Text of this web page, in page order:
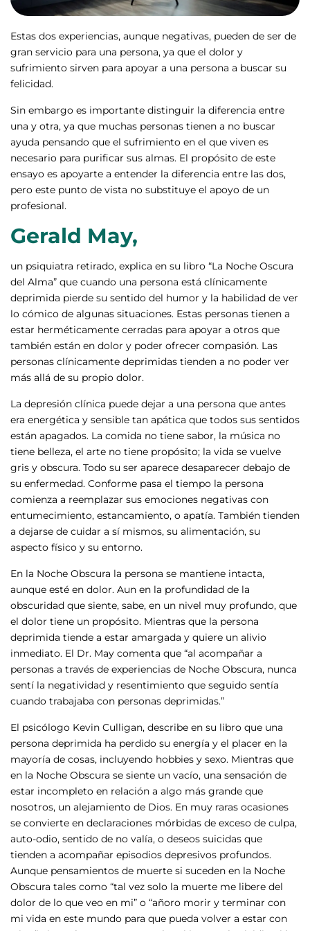
Estas dos experiencias, aunque negativas, pueden de ser de
gran servicio para una persona, ya que el dolor y
sufrimiento sirven para apoyar a una persona a buscar su
felicidad.
Sin embargo es importante distinguir la diferencia entre
una y otra, ya que muchas personas tienen a no buscar
ayuda pensando que el sufrimiento en el que viven es
necesario para purificar sus almas. El propósito de este
ensayo es apoyarte a entender la diferencia entre las dos,
pero este punto de vista no substituye el apoyo de un
profesional.
Gerald May,
un psiquiatra retirado, explica en su libro “La Noche Oscura
del Alma” que cuando una persona está clínicamente
deprimida pierde su sentido del humor y la habilidad de ver
lo cómico de algunas situaciones. Estas personas tienen a
estar herméticamente cerradas para apoyar a otros que
también están en dolor y poder ofrecer compasión. Las
personas clínicamente deprimidas tienden a no poder ver
más allá de su propio dolor.
La depresión clínica puede dejar a una persona que antes
era energética y sensible tan apática que todos sus sentidos
están apagados. La comida no tiene sabor, la música no
tiene belleza, el arte no tiene propósito; la vida se vuelve
gris y obscura. Todo su ser aparece desaparecer debajo de
su enfermedad. Conforme pasa el tiempo la persona
comienza a reemplazar sus emociones negativas con
entumecimiento, estancamiento, o apatía. También tienden
a dejarse de cuidar a sí mismos, su alimentación, su
aspecto físico y su entorno.
En la Noche Obscura la persona se mantiene intacta,
aunque esté en dolor. Aun en la profundidad de la
obscuridad que siente, sabe, en un nivel muy profundo, que
el dolor tiene un propósito. Mientras que la persona
deprimida tiende a estar amargada y quiere un alivio
inmediato. El Dr. May comenta que “al acompañar a
personas a través de experiencias de Noche Obscura, nunca
sentí la negatividad y resentimiento que seguido sentía
cuando trabajaba con personas deprimidas.”
El psicólogo Kevin Culligan, describe en su libro que una
persona deprimida ha perdido su energía y el placer en la
mayoría de cosas, incluyendo hobbies y sexo. Mientras que
en la Noche Obscura se siente un vacío, una sensación de
estar incompleto en relación a algo más grande que
nosotros, un alejamiento de Dios. En muy raras ocasiones
se convierte en declaraciones mórbidas de exceso de culpa,
auto-odio, sentido de no valía, o deseos suicidas que
tienden a acompañar episodios depresivos profundos.
Aunque pensamientos de muerte si suceden en la Noche
Obscura tales como “tal vez solo la muerte me libere del
dolor de lo que veo en mi” o “añoro morir y terminar con
mi vida en este mundo para que pueda volver a estar con